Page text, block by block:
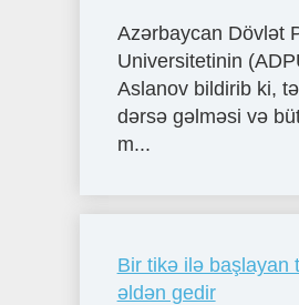
Azərbaycan Dövlət
Universitetinin
Aslanov bildirib ki,
dərsə gəlməsi və
m...
Bir tikə ilə başlayan
əldən gedir